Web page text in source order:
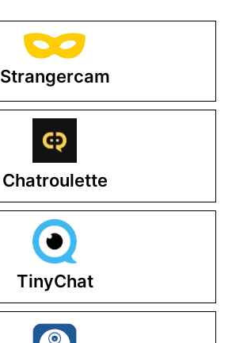
Strangercam
Chatroulette
TinyChat